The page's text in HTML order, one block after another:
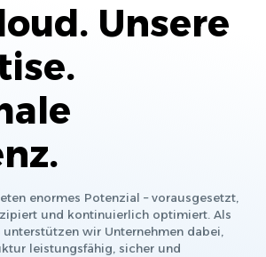
Unsere
enormes Potenzial – vorausgesetzt,
und kontinuierlich optimiert. Als
wir Unternehmen dabei,
leistungsfähig, sicher und